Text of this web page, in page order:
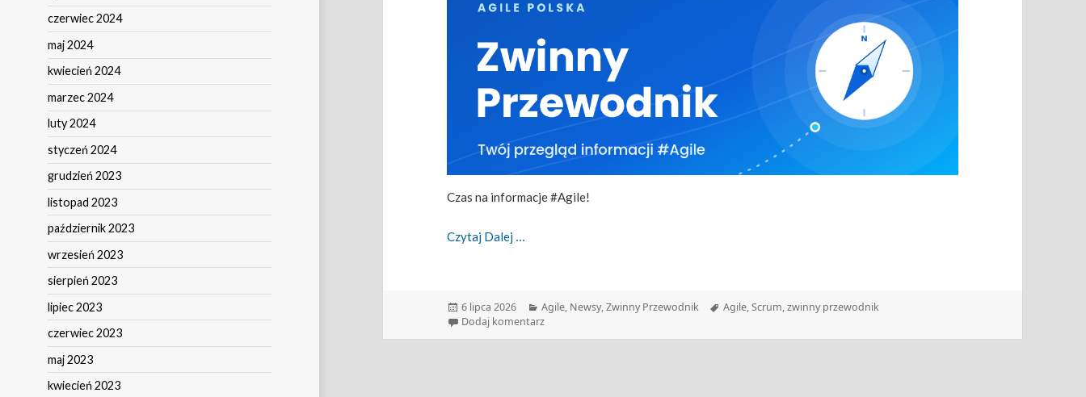
czerwiec 2024
maj 2024
kwiecień 2024
marzec 2024
luty 2024
styczeń 2024
grudzień 2023
listopad 2023
październik 2023
wrzesień 2023
sierpień 2023
lipiec 2023
czerwiec 2023
maj 2023
kwiecień 2023
Czas na informacje #Agile!
Czytaj Dalej
Data
publikacji
6 lipca 2026 Kategorie
Agile, Newsy,Zwinny Przewodnik Tagi
Agile,Scrum,zwinny przewodnik
Dodaj komentarzdo Zwinny Przewodnik – 06.07.2026